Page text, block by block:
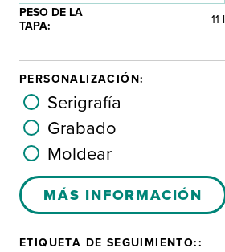
PESO DE LA
TAPA:
11
PERSONALIZACIÓN:
Serigrafía
Grabado
Moldear
MÁS INFORMACIÓN
ETIQUETA DE SEGUIMIENTO::